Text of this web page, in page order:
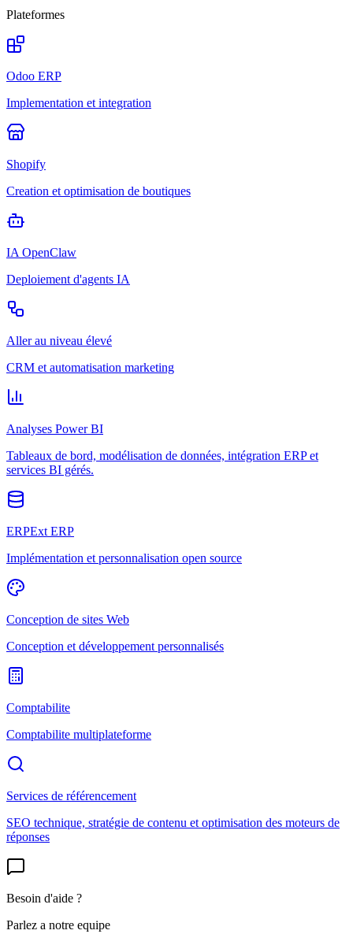
Plateformes
Odoo ERP
Implementation et integration
Shopify
Creation et optimisation de boutiques
IA OpenClaw
Deploiement d'agents IA
Aller au niveau élevé
CRM et automatisation marketing
Analyses Power BI
Tableaux de bord, modélisation de données, intégration ERP et
services BI gérés.
ERPExt ERP
Implémentation et personnalisation open source
Conception de sites Web
Conception et développement personnalisés
Comptabilite
Comptabilite multiplateforme
Services de référencement
SEO technique, stratégie de contenu et optimisation des moteurs de
réponses
Besoin d'aide ?
Parlez a notre equipe